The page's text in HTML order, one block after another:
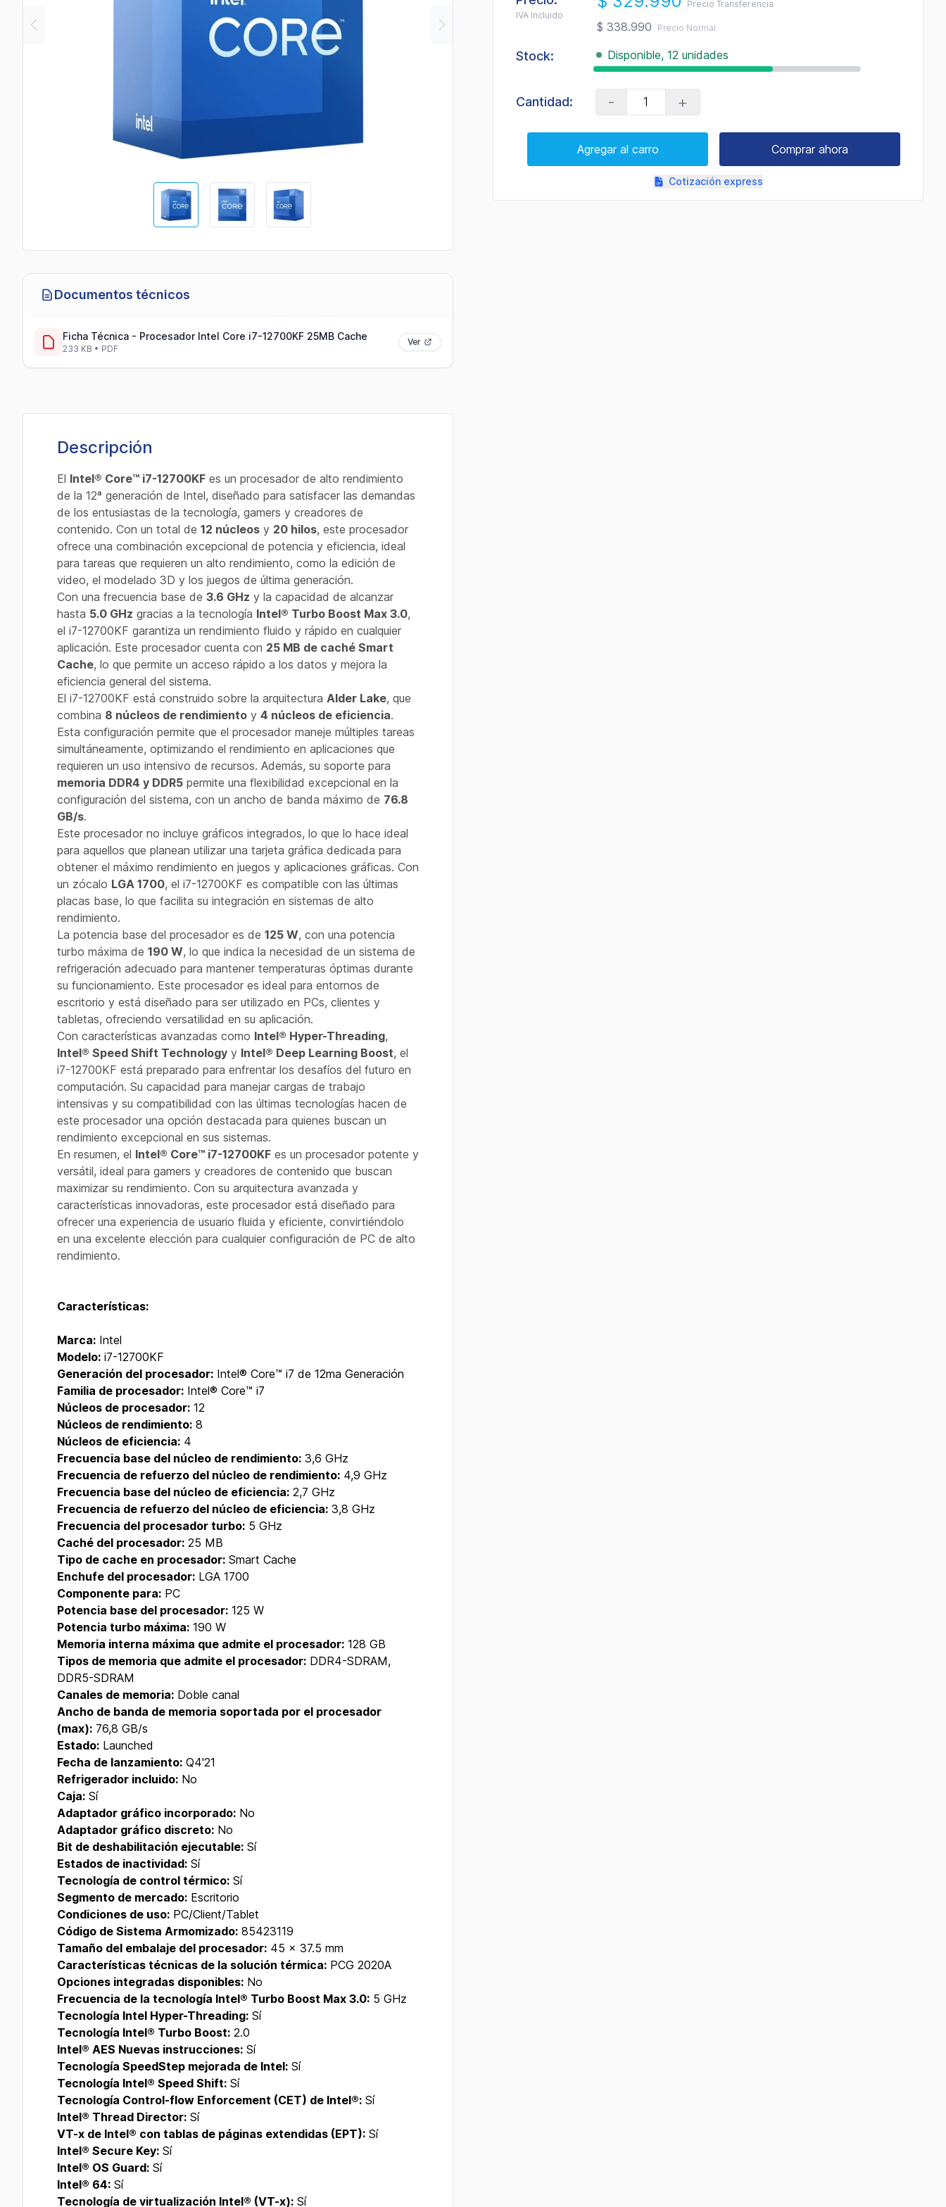
Documentos técnicos
Ficha Técnica - Procesador Intel Core i7-12700KF 25MB Cache
233 KB • PDF
Ver
Descripción
El Intel® Core™ i7-12700KF es un procesador de alto rendimiento
de la 12ª generación de Intel, diseñado para satisfacer las demandas
de los entusiastas de la tecnología, gamers y creadores de
contenido. Con un total de 12 núcleos y 20 hilos, este procesador
ofrece una combinación excepcional de potencia y eficiencia, ideal
para tareas que requieren un alto rendimiento, como la edición de
video, el modelado 3D y los juegos de última generación.
Con una frecuencia base de 3.6 GHz y la capacidad de alcanzar
hasta 5.0 GHz gracias a la tecnología Intel® Turbo Boost Max 3.0,
el i7-12700KF garantiza un rendimiento fluido y rápido en cualquier
aplicación. Este procesador cuenta con 25 MB de caché Smart
Cache, lo que permite un acceso rápido a los datos y mejora la
eficiencia general del sistema.
El i7-12700KF está construido sobre la arquitectura Alder Lake, que
combina 8 núcleos de rendimiento y 4 núcleos de eficiencia.
Esta configuración permite que el procesador maneje múltiples tareas
simultáneamente, optimizando el rendimiento en aplicaciones que
requieren un uso intensivo de recursos. Además, su soporte para
memoria DDR4 y DDR5 permite una flexibilidad excepcional en la
configuración del sistema, con un ancho de banda máximo de 76.8
GB/s.
Este procesador no incluye gráficos integrados, lo que lo hace ideal
para aquellos que planean utilizar una tarjeta gráfica dedicada para
obtener el máximo rendimiento en juegos y aplicaciones gráficas. Con
un zócalo LGA 1700, el i7-12700KF es compatible con las últimas
placas base, lo que facilita su integración en sistemas de alto
rendimiento.
La potencia base del procesador es de 125 W, con una potencia
turbo máxima de 190 W, lo que indica la necesidad de un sistema de
refrigeración adecuado para mantener temperaturas óptimas durante
su funcionamiento. Este procesador es ideal para entornos de
escritorio y está diseñado para ser utilizado en PCs, clientes y
tabletas, ofreciendo versatilidad en su aplicación.
Con características avanzadas como Intel® Hyper-Threading,
Intel® Speed Shift Technology y Intel® Deep Learning Boost, el
i7-12700KF está preparado para enfrentar los desafíos del futuro en
computación. Su capacidad para manejar cargas de trabajo
intensivas y su compatibilidad con las últimas tecnologías hacen de
este procesador una opción destacada para quienes buscan un
rendimiento excepcional en sus sistemas.
En resumen, el Intel® Core™ i7-12700KF es un procesador potente y
versátil, ideal para gamers y creadores de contenido que buscan
maximizar su rendimiento. Con su arquitectura avanzada y
características innovadoras, este procesador está diseñado para
ofrecer una experiencia de usuario fluida y eficiente, convirtiéndolo
en una excelente elección para cualquier configuración de PC de alto
rendimiento.
Características:
Marca: Intel
Modelo: i7-12700KF
Generación del procesador: Intel® Core™ i7 de 12ma Generación
Familia de procesador: Intel® Core™ i7
Núcleos de procesador: 12
Núcleos de rendimiento: 8
Núcleos de eficiencia: 4
Frecuencia base del núcleo de rendimiento: 3,6 GHz
Frecuencia de refuerzo del núcleo de rendimiento: 4,9 GHz
Frecuencia base del núcleo de eficiencia: 2,7 GHz
Frecuencia de refuerzo del núcleo de eficiencia: 3,8 GHz
Frecuencia del procesador turbo: 5 GHz
Caché del procesador: 25 MB
Tipo de cache en procesador: Smart Cache
Enchufe del procesador: LGA 1700
Componente para: PC
Potencia base del procesador: 125 W
Potencia turbo máxima: 190 W
Memoria interna máxima que admite el procesador: 128 GB
Tipos de memoria que admite el procesador: DDR4-SDRAM,
DDR5-SDRAM
Canales de memoria: Doble canal
Ancho de banda de memoria soportada por el procesador
(max): 76,8 GB/s
Estado: Launched
Fecha de lanzamiento: Q4'21
Refrigerador incluido: No
Caja: Sí
Adaptador gráfico incorporado: No
Adaptador gráfico discreto: No
Bit de deshabilitación ejecutable: Sí
Estados de inactividad: Sí
Tecnología de control térmico: Sí
Segmento de mercado: Escritorio
Condiciones de uso: PC/Client/Tablet
Código de Sistema Armomizado: 85423119
Tamaño del embalaje del procesador: 45 x 37.5 mm
Características técnicas de la solución térmica: PCG 2020A
Opciones integradas disponibles: No
Frecuencia de la tecnología Intel® Turbo Boost Max 3.0: 5 GHz
Tecnología Intel Hyper-Threading: Sí
Tecnología Intel® Turbo Boost: 2.0
Intel® AES Nuevas instrucciones: Sí
Tecnología SpeedStep mejorada de Intel: Sí
Tecnología Intel® Speed Shift: Sí
Tecnología Control-flow Enforcement (CET) de Intel®: Sí
Intel® Thread Director: Sí
VT-x de Intel® con tablas de páginas extendidas (EPT): Sí
Intel® Secure Key: Sí
Intel® OS Guard: Sí
Intel® 64: Sí
Tecnología de virtualización Intel® (VT-x): Sí
de
valoración.
Reviews.
Enlace
misma
página.
IVA Incluido
Precio Transferencia
$ 338.990 Precio Normal
Stock: Disponible, 12 unidades
Cantidad: - +
Agregar al carro Comprar ahora
Cotización express